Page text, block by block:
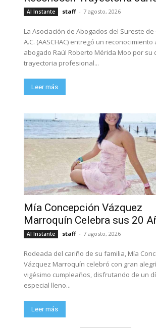
Al Instante staff - 7 agosto, 2026
La Asociación de Abogados del Sureste de
A.C. (AASCHAC) entregó un reconocimiento
abogado Raúl Roberto Mérida Moo por su
trayectoria profesional...
Leer más
Mía Concepción Vázquez
Marroquín Celebra sus 20
Al Instante staff - 7 agosto, 2026
Rodeada del cariño de su familia, Mía
Vázquez Marroquín celebró con gran
vigésimo cumpleaños, disfrutando de un
especial lleno...
Leer más